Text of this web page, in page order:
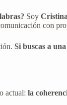
Soy
con
Si buscas a
actual: la